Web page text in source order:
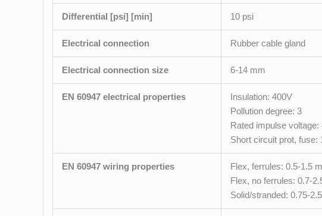
Differential [psi] [min] 10 psi
Electrical connection Rubber cable gland
Electrical connection size 6-14 mm
EN 60947 electrical properties
Insulation: 400V
Pollution degree: 3
Rated impulse voltage:
Short circuit prot, fuse:
EN 60947 wiring properties
Flex, ferrules: 0.5-1.5
Flex, no ferrules: 0.7-
Solid/stranded: 0.75-